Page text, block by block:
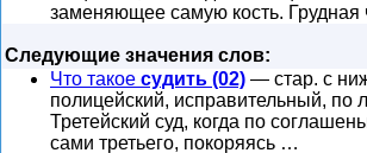
заменяющее самую кость. Грудная
Следующие значения слов:
Что такое судить (02) — стар. с
полицейский, исправительный, по
Третейский суд, когда по
сами третьего, покоряясь …